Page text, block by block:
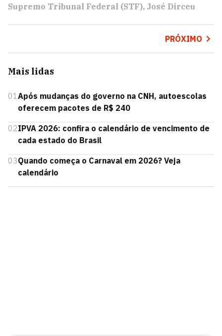
Supremo Tribunal Federal (STF) José Dirceu
PRÓXIMO
Mais lidas
01Após mudanças do governo na CNH, autoescolas
oferecem pacotes de R$ 240
02IPVA 2026: confira o calendário de vencimento de
cada estado do Brasil
03Quando começa o Carnaval em 2026? Veja
calendário